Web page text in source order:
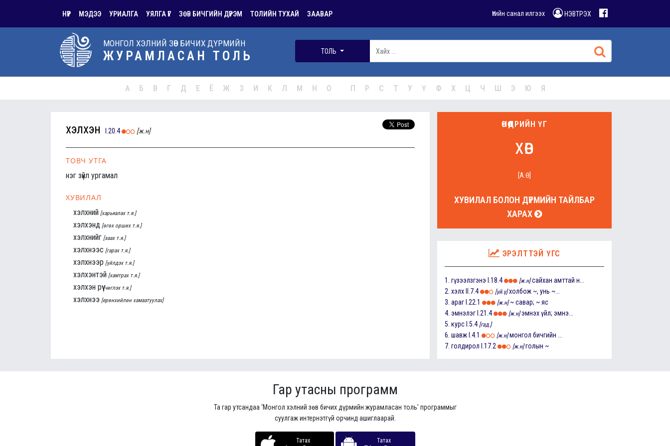
НҮҮР МЭДЭЭ УРИАЛГА УЯЛГА ҮГ ЗӨВ БИЧГИЙН ДҮРЭМ ТОЛИЙН ТУХАЙ ЗААВАР Үгийн санал илгээх НЭВТРЭХ
МОНГОЛ ХЭЛНИЙ ЗӨВ БИЧИХ ДҮРМИЙН
ЖУРАМЛАСАН ТОЛЬ ТОЛЬ
А Б В Г Д Е Ё Ж З И К Л М Н О П Р С Т У Ү Ф Х Ц Ч Ш Э Ю Я
хэлхэн I.20.4 [ж.н]
ТОВЧ УТГА
нэг зүйл ургамал
ХУВИЛАЛ
хэлхний [харьяалах т.я.]
хэлхэнд [өгөх орших т.я.]
хэлхнийг [заах т.я.]
хэлхнээс [гарах т.я.]
хэлхнээр [үйлдэх т.я.]
хэлхэнтэй [хамтрах т.я.]
хэлхэн рүү [чиглэх т.я.]
хэлхнээ [ерөнхийлөн хамаатуулах]
ӨНӨӨДРИЙН ҮГ
хөв
[А.Ө]
ХУВИЛАЛ БОЛОН ДҮРМИЙН ТАЙЛБАР
ХАРАХ
ЭРЭЛТТЭЙ ҮГС
1. гүзээлзгэнэ I.18.4 [ж.н] сайхан амттай н...
2. хэлх II.7.4 [үй.ү] холбож ~, унь ~...
3. араг I.22.1 [ж.н] ~ савар; ~ яс
4. эмнэлэг I.21.4 [ж.н] эмнэх үйл; эмнэ...
5. курс I.5.4 [гад.]
6. шавж I.4.1 [ж.н] монгол бичгийн ...
7. голдирол I.17.2 [ж.н] голын ~
Гар утасны программ
Та гар утсандаа ‘Монгол хэлний зөв бичих дүрмийн журамласан толь’ программыг
суулгаж интернэтгүй орчинд ашиглаарай.
Татах Татах